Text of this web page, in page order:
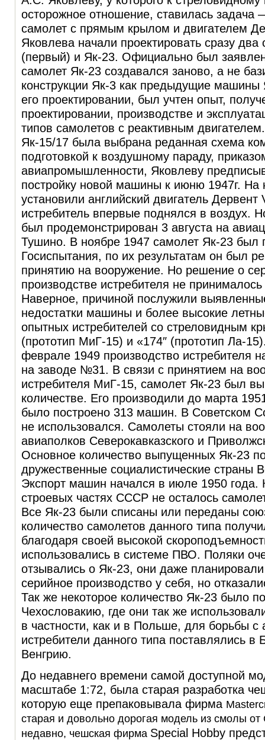
осторожное отношение, ставилась задача
самолет с прямым крылом и двигателем
Яковлева начали проектировать сразу два
(первый) и Як-23. Официально был
самолет Як-23 создавался заново, а не
конструкции Як-3 как предыдущие
его проектировании, был учтен опыт,
проектировании, производстве и
типов самолетов с реактивным
Як-15/17 была выбрана реданная схема
подготовкой к воздушному параду,
авиапромышленности, Яковлеву
постройку новой машины к июню 1947г. На
установили английский двигатель
истребитель впервые поднялся в воздух.
был продемонстрирован 3 августа на
Тушино. В ноябре 1947 самолет Як-23 был
Госиспытания, по их результатам он был
принятию на вооружение. Но решение о
производстве истребителя не принималось
Наверное, причиной послужили
недостатки машины и более высокие
опытных истребителей со стреловидным
(прототип МиГ-15) и «174″ (прототип Ла-
феврале 1949 производство истребителя
на заводе №31. В связи с принятием на
истребителя МиГ-15, самолет Як-23 был
количестве. Его производили до марта
было построено 313 машин. В Советском
не использовался. Самолеты стояли на
авиаполков Северокавказского и
Основное количество выпущенных Як-23
дружественные социалистические страны
Экспорт машин начался в июле 1950 года.
строевых частях СССР не осталось
Все Як-23 были списаны или переданы
количество самолетов данного типа
благодаря своей высокой
использовались в системе ПВО. Поляки
отзывались о Як-23, они даже планировали
серийное производство у себя, но
Так же некоторое количество Як-23 было
Чехословакию, где они так же
в частности, как и в Польше, для борьбы с
истребители данного типа поставлялись
Венгрию.
До недавнего времени самой доступной
масштабе 1:72, была старая разработка
которую еще препаковывала фирма
старая и довольно дорогая модель из смолы от
недавно, чешская фирма Special Hobby